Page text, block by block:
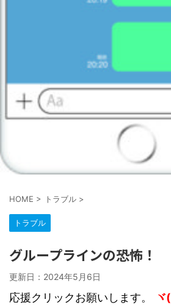
HOME > トラブル >
トラブル
グループラインの恐怖！
更新日： 2024年5月6日
応援クリックお願いします。